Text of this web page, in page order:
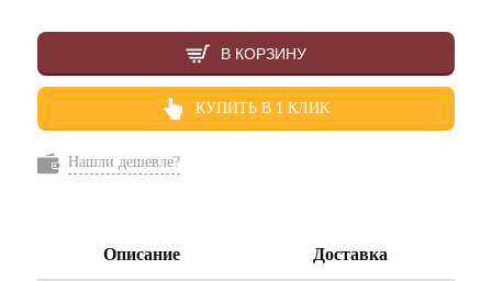
В КОРЗИНУ
КУПИТЬ В 1 КЛИК
Нашли дешевле?
Описание Доставка